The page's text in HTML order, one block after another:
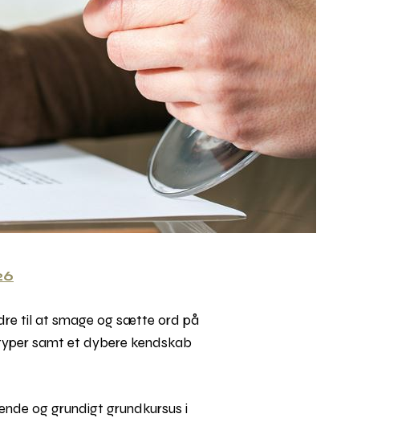
til at smage og sætte ord på
samt et dybere kendskab
og grundigt grundkursus i